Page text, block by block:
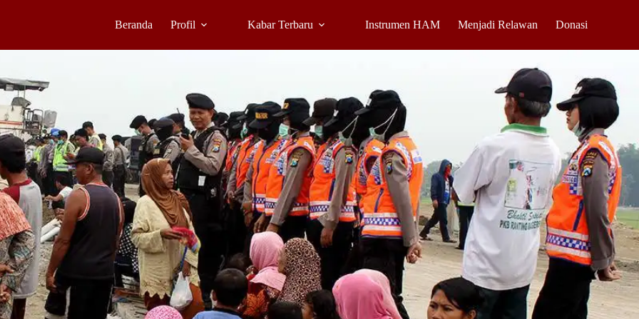
Beranda Profil Kabar Terbaru Instrumen HAM Menjadi Relawan Donasi